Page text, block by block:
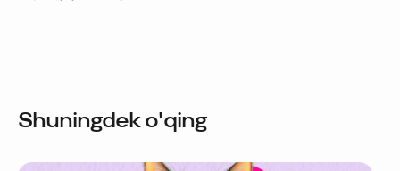
Shuningdek o'qing